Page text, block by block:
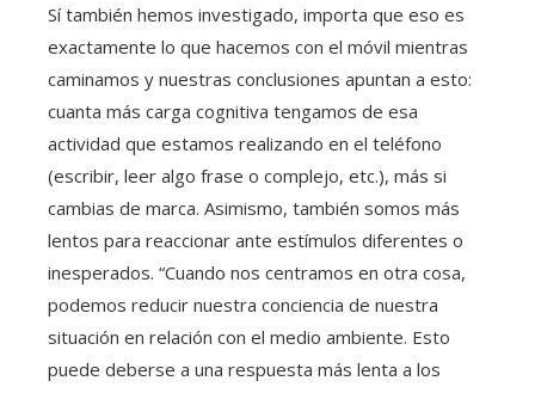
Sí también hemos investigado, importa que eso es
exactamente lo que hacemos con el móvil mientras
caminamos y nuestras conclusiones apuntan a esto:
cuanta más carga cognitiva tengamos de esa
actividad que estamos realizando en el teléfono
(escribir, leer algo frase o complejo, etc.), más si
cambias de marca. Asimismo, también somos más
lentos para reaccionar ante estímulos diferentes o
inesperados. “Cuando nos centramos en otra cosa,
podemos reducir nuestra conciencia de nuestra
situación en relación con el medio ambiente. Esto
puede deberse a una respuesta más lenta a los